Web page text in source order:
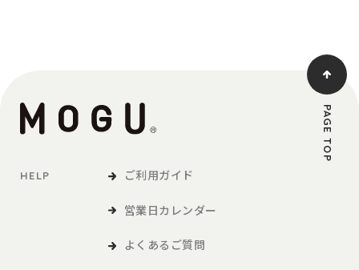
HELP ご利用ガイド
営業日カレンダー
よくあるご質問
PAGE TOP